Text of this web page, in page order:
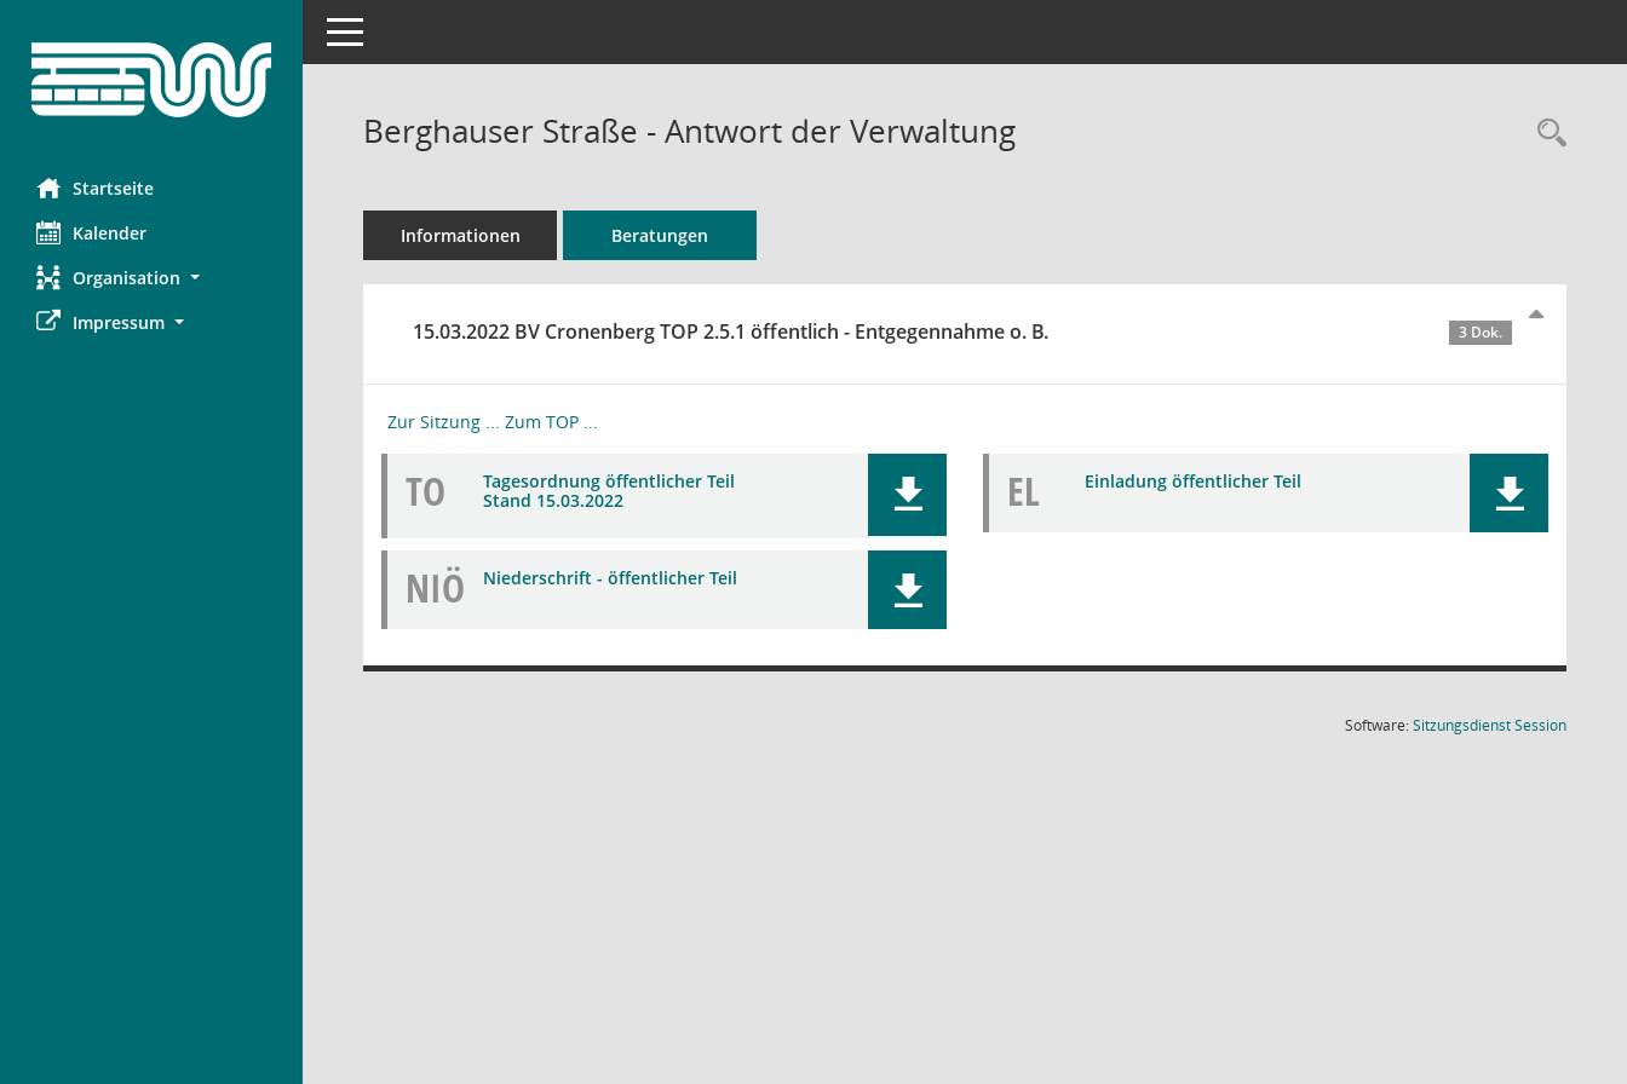
Startseite
Kalender
Organisation
Impressum
Toggle navigation
Berghauser Straße - Antwort der Verwaltung
Informationen Beratungen
15.03.2022 BV Cronenberg TOP 2.5.1 öffentlich - Entgegennahme o. B. 3 Dok.
Zur Sitzung ... Zum TOP ...
TO
Tagesordnung öffentlicher Teil
Stand 15.03.2022
EL Einladung öffentlicher Teil
NIÖ Niederschrift - öffentlicher Teil
Software:SitzungsdienstSession(Wird in